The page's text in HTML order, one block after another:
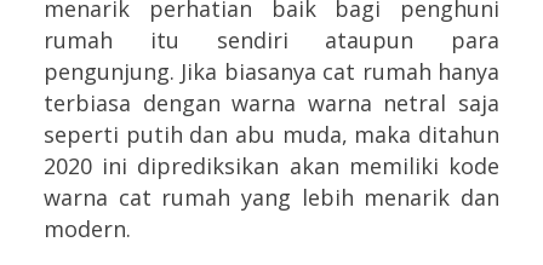
menarik perhatian baik bagi penghuni
rumah itu sendiri ataupun para
pengunjung. Jika biasanya cat rumah hanya
terbiasa dengan warna warna netral saja
seperti putih dan abu muda, maka ditahun
2020 ini diprediksikan akan memiliki kode
warna cat rumah yang lebih menarik dan
modern.